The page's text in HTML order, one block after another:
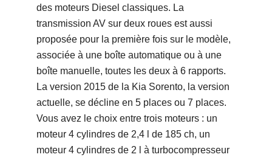
des moteurs Diesel classiques. La
transmission AV sur deux roues est aussi
proposée pour la première fois sur le modèle,
associée à une boîte automatique ou à une
boîte manuelle, toutes les deux à 6 rapports.
La version 2015 de la Kia Sorento, la version
actuelle, se décline en 5 places ou 7 places.
Vous avez le choix entre trois moteurs : un
moteur 4 cylindres de 2,4 l de 185 ch, un
moteur 4 cylindres de 2 l à turbocompresseur